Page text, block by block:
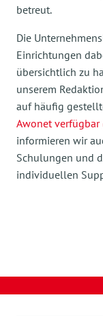
betreut.
Die
Einrichtungen
übersichtlich zu
unserem
auf häufig
Awonet verfügbar
informieren wir
Schulungen und
individuellen